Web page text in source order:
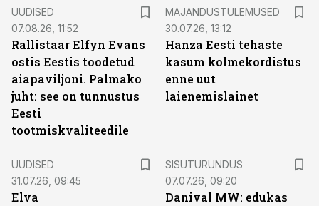
UUDISED
07.08.26, 11:52
Rallistaar Elfyn Evans
ostis Eestis toodetud
aiapaviljoni. Palmako
juht: see on tunnustus
Eesti
tootmiskvaliteedile
MAJANDUSTULEMUSED
30.07.26, 13:12
Hanza Eesti tehaste
kasum kolmekordistus
enne uut
laienemislainet
UUDISED
31.07.26, 09:45
Elva
SISUTURUNDUS
07.07.26, 09:20
Danival MW: edukas